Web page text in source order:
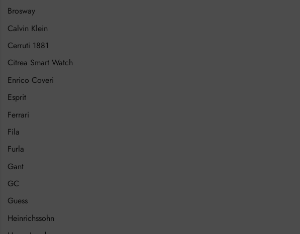
Brosway
Calvin Klein
Cerruti 1881
Citrea Smart Watch
Enrico Coveri
Esprit
Ferrari
Fila
Furla
Gant
GC
Guess
Heinrichssohn